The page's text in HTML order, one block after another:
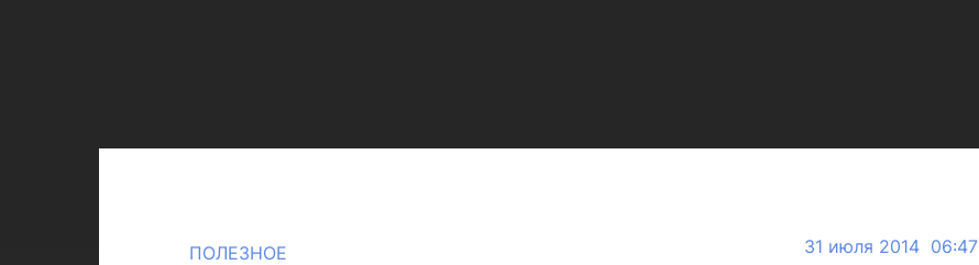
ПОЛЕЗНОЕ 31 июля 2014 06:47